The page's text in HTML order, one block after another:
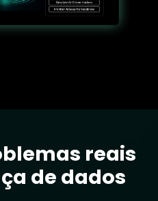
reais
de dados